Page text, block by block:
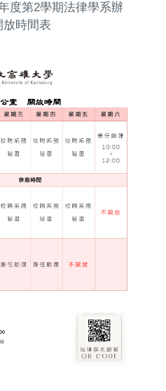
度第2學期法律學系辦
放時間表